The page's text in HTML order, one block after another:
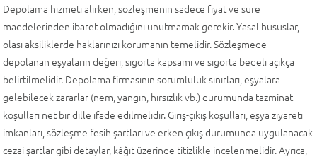
Depolama hizmeti alırken, sözleşmenin sadece fiyat ve süre
maddelerinden ibaret olmadığını unutmamak gerekir. Yasal hususlar,
olası aksiliklerde haklarınızı korumanın temelidir. Sözleşmede
depolanan eşyaların değeri, sigorta kapsamı ve sigorta bedeli açıkça
belirtilmelidir. Depolama firmasının sorumluluk sınırları, eşyalara
gelebilecek zararlar (nem, yangın, hırsızlık vb.) durumunda tazminat
koşulları net bir dille ifade edilmelidir. Giriş-çıkış koşulları, eşya ziyareti
imkanları, sözleşme fesih şartları ve erken çıkış durumunda uygulanacak
cezai şartlar gibi detaylar, kâğıt üzerinde titizlikle incelenmelidir. Ayrıca,